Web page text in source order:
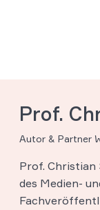
Prof.
Autor & Partner
Prof. Christian
des Medien-